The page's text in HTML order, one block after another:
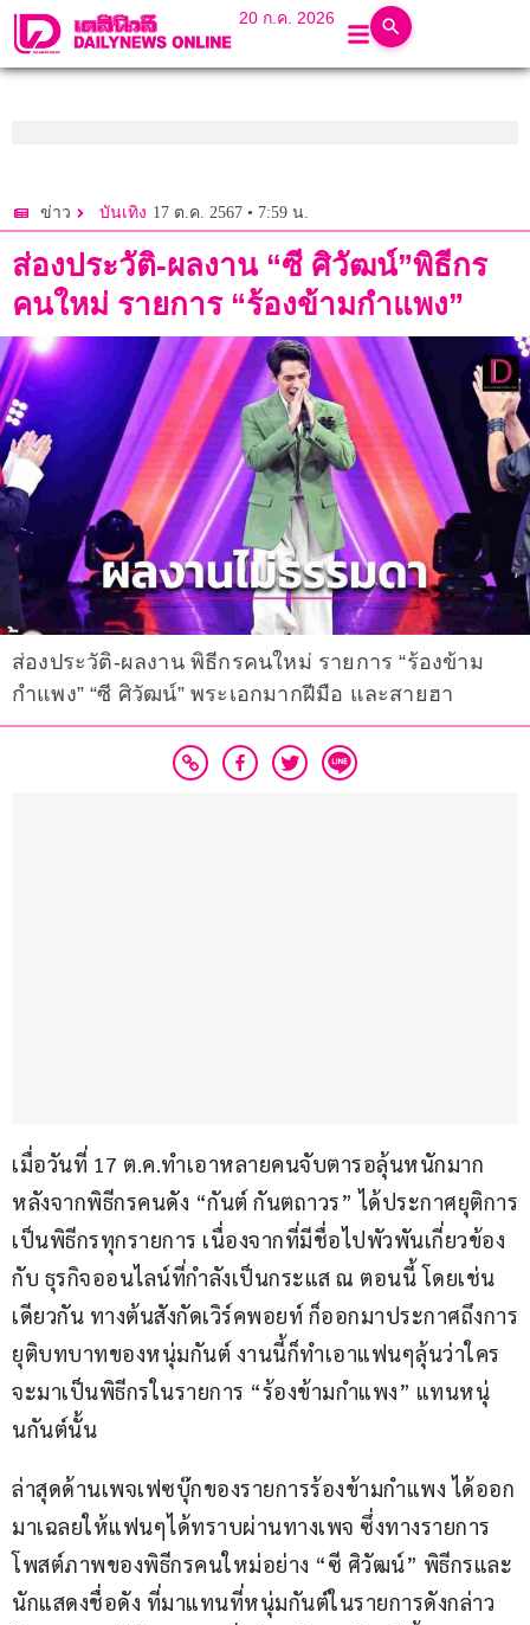
20 ก.ค. 2026
ข่าว บันเทิง 17 ต.ค. 2567 • 7:59 น.
ส่องประวัติ-ผลงาน “ซี ศิวัฒน์”พิธีกร
คนใหม่ รายการ “ร้องข้ามกำแพง”
ส่องประวัติ-ผลงาน พิธีกรคนใหม่ รายการ “ร้องข้าม
กำแพง” “ซี ศิวัฒน์” พระเอกมากฝีมือ และสายฮา
เมื่อวันที่ 17 ต.ค.ทำเอาหลายคนจับตารอลุ้นหนักมาก
หลังจากพิธีกรคนดัง “กันต์ กันตถาวร” ได้ประกาศยุติการ
เป็นพิธีกรทุกรายการ เนื่องจากที่มีชื่อไปพัวพันเกี่ยวข้อง
กับ ธุรกิจออนไลน์ที่กำลังเป็นกระแส ณ ตอนนี้ โดยเช่น
เดียวกัน ทางต้นสังกัดเวิร์คพอยท์ ก็ออกมาประกาศถึงการ
ยุติบทบาทของหนุ่มกันต์ งานนี้ก็ทำเอาแฟนๆลุ้นว่าใคร
จะมาเป็นพิธีกรในรายการ “ร้องข้ามกำแพง” แทนหนุ่
นกันต์นั้น
ล่าสุดด้านเพจเฟซบุ๊กของรายการร้องข้ามกำแพง ได้ออก
มาเฉลยให้แฟนๆได้ทราบผ่านทางเพจ ซึ่งทางรายการ
โพสต์ภาพของพิธีกรคนใหม่อย่าง “ซี ศิวัฒน์” พิธีกรและ
นักแสดงชื่อดัง ที่มาแทนที่หนุ่มกันต์ในรายการดังกล่าว